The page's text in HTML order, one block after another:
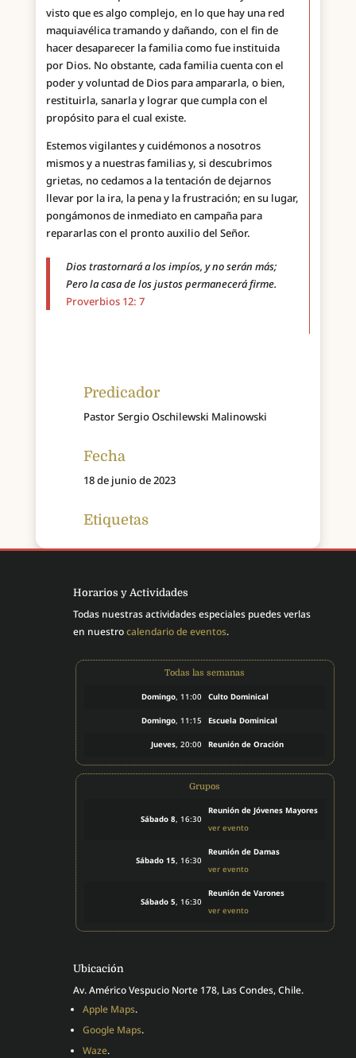
visto que es algo complejo, en lo que hay una red
maquiavélica tramando y dañando, con el fin de
hacer desaparecer la familia como fue instituida
por Dios. No obstante, cada familia cuenta con el
poder y voluntad de Dios para ampararla, o bien,
restituirla, sanarla y lograr que cumpla con el
propósito para el cual existe.
Estemos vigilantes y cuidémonos a nosotros
mismos y a nuestras familias y, si descubrimos
grietas, no cedamos a la tentación de dejarnos
llevar por la ira, la pena y la frustración; en su lugar,
pongámonos de inmediato en campaña para
repararlas con el pronto auxilio del Señor.
Dios trastornará a los impíos, y no serán más;
Pero la casa de los justos permanecerá firme.
Proverbios 12: 7
Predicador
Pastor Sergio Oschilewski Malinowski
Fecha
18 de junio de 2023
Etiquetas
Horarios y Actividades
Todas nuestras actividades especiales puedes verlas
en nuestrocalendario de eventos.
Todas las semanas
Domingo, 11:00 Culto Dominical
Domingo, 11:15 Escuela Dominical
Jueves, 20:00 Reunión de Oración
Grupos
Sábado 8, 16:30
Reunión de Jóvenes Mayores
ver evento
Sábado 15, 16:30
Reunión de Damas
ver evento
Sábado 5, 16:30
Reunión de Varones
ver evento
Ubicación
Av. Américo Vespucio Norte 178, Las Condes, Chile.
Apple Maps.
Google Maps.
Waze.